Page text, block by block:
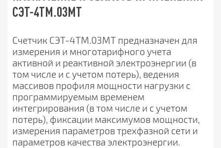
СЭТ-4ТМ.03МТ
Счетчик СЭТ-4ТМ.03МТ предназначен для
измерения и многотарифного учета
активной и реактивной электроэнергии (в
том числе и с учетом потерь), ведения
массивов профиля мощности нагрузки с
программируемым временем
интегрирования (в том числе и с учетом
потерь), фиксации максимумов мощности,
измерения параметров трехфазной сети и
параметров качества электроэнергии.